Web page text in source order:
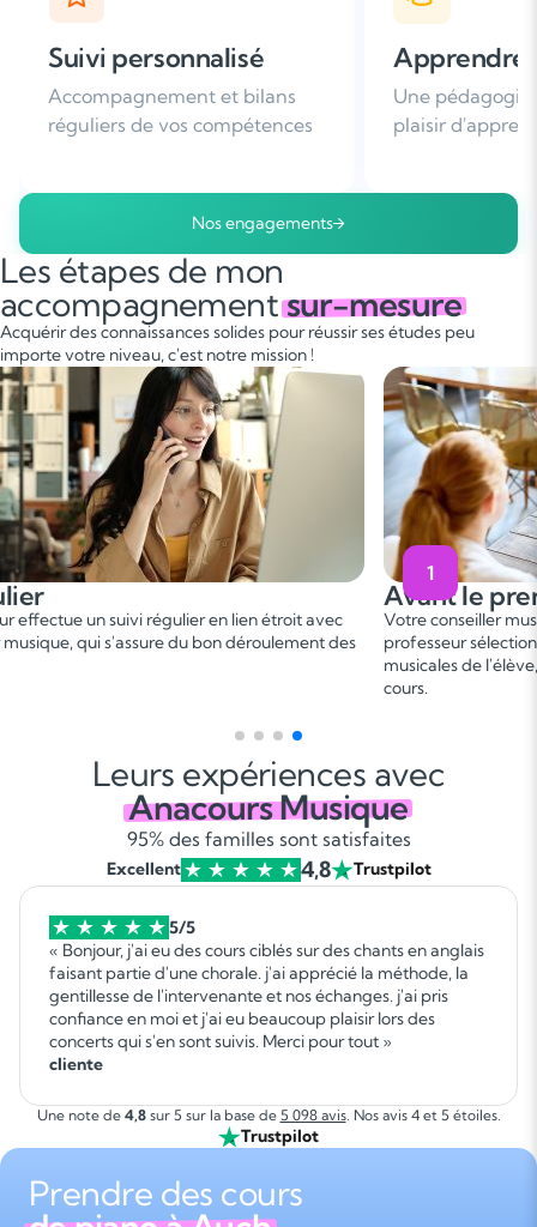
Apprendre avec plaisir
Une pédagogie basée sur le
plaisir d'apprendre
Plus de 96% de
nous
Nos engagements
Les étapes de mon
accompagnementsur-mesure
Acquérir des connaissances solides pour réussir ses études peu
importe votre niveau, c'est notre mission !
avec
des
1
Avant le premier cours
Votre conseiller musique vous met en relation avec un
professeur sélectionné, en fonction des besoins et
musicales de l'élève, afin de convenir d'une date de
Leurs expériences avec
Anacours Musique
95% des familles sont satisfaites
Excellent 4,8 Trustpilot
5/5
« Bonjour, j'ai eu des cours ciblés sur des chants en anglais
faisant partie d'une chorale. j'ai apprécié la méthode, la
gentillesse de l'intervenante et nos échanges. j'ai pris
confiance en moi et j'ai eu beaucoup plaisir lors des
concerts qui s'en sont suivis. Merci pour tout »
cliente
Une note de 4,8sur 5 sur la base de 5 098 avis. Nos avis 4 et 5 étoiles.
Trustpilot
Prendre des cours